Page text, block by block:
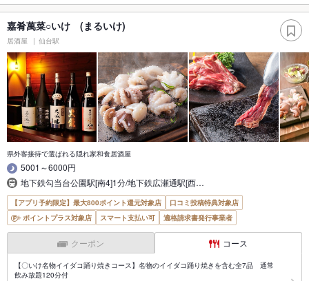
嘉肴萬菜○いけ (まるいけ)
居酒屋 仙台駅
県外客接待で選ばれる隠れ家和食居酒屋
5001～6000円
地下鉄勾当台公園駅[南4]1分/地下鉄広瀬通駅[西…
【アプリ予約限定】最大800ポイント還元対象店
口コミ投稿特典対象店
ポイントプラス対象店
スマート支払い可 適格請求書発行事業者
クーポン コース
【〇いけ名物イイダコ踊り焼きコース】名物のイイダコ踊り焼きを含む全7品 通常
飲み放題120分付